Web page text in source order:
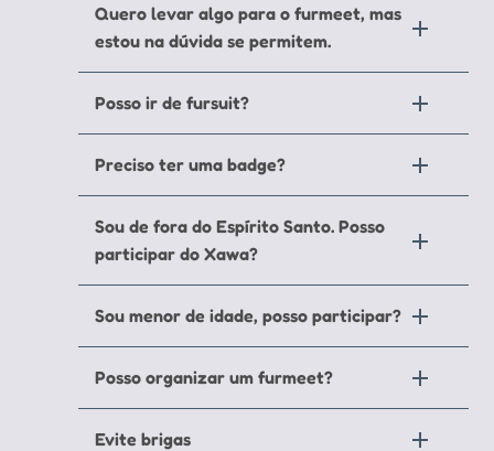
Quero levar algo para o furmeet, mas
estou na dúvida se permitem.
Posso ir de fursuit?
Preciso ter uma badge?
Sou de fora do Espírito Santo. Posso
participar do Xawa?
Sou menor de idade, posso participar?
Posso organizar um furmeet?
Evite brigas